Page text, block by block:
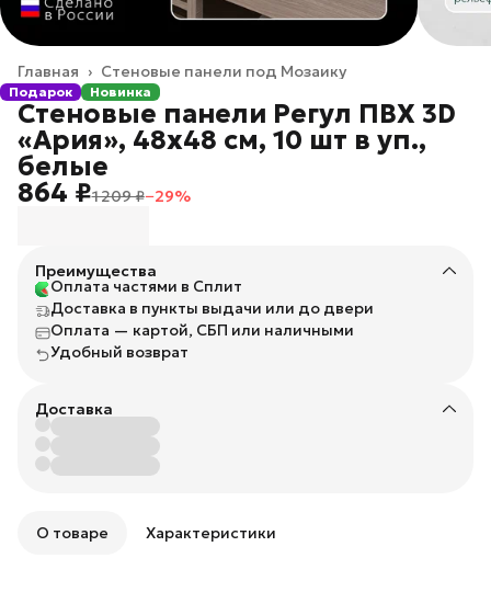
Стеновые панели под Мозаику
Главная ›
Подарок Новинка
Стеновые панели Регул ПВХ 3D
«Ария», 48х48 см, 10 шт в уп.,
белые
864 ₽1 209 ₽−29%
Преимущества
Оплата частями в Сплит
Доставка в пункты выдачи или до двери
Оплата — картой, СБП или наличными
Удобный возврат
Доставка
О товаре Характеристики